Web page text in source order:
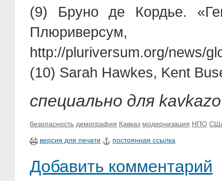
(9) Бруно де Кордье.
http://pluriversum.org/news/
(10) Sarah Hawkes, Kent
специально для
безопасность демография Кавказ модернизация НПО
версия для печати постоянная ссылка
Добавить комментарий